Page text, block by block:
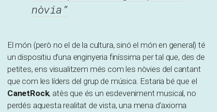
nòvia”
El món (però no el de la cultura, sinó el món en general) té
un dispositiu d’una enginyeria finíssima per tal que, des de
petites, ens visualitzem més com les nòvies del cantant
que com les líders del grup de música. Estaria bé que el
CanetRock, atès que és un esdeveniment musical, no
perdés aquesta realitat de vista, una mena d’axioma